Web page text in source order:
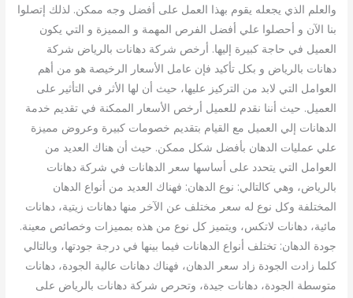
والعلم الذي يجعله يقوم بهذا العمل على أفضل وجه ممكن. لذلك إتصلوا
بنا الآن و أحصلوا علي أفضل الفرص المهمة و المميزة و التي يكون
العميل في حاجة كبيرة إليها. أرخص شركة دهانات بالرياض شركة
دهانات بالرياض و بكل تأكيد فإن عامل الأسعار الرخيصة هو من أهم
العوامل التي لابد من التركيز عليها، حيث أن لها الأثر في التأثير على
العميل. حيث أننا نقدم للعميل أرخص الأسعار الممكنة في تقديم خدمة
الدهانات إلي العميل مع القيام بتقديم خصومات كبيرة وعروض مميزة
علي عمليات الدهان بأفضل شكل ممكن. حيث أن هناك العديد من
العوامل التي يتحدد على أساسها سعر الدهانات في شركة دهانات
بالرياض، وهي كالتالي: نوع الدهان: فهناك العديد من أنواع الدهان
المختلفة وكل نوع له سعر مختلف عن الآخر منها دهانات زيتية، دهانات
مائية، دهانات لاتكس، ويتميز كل نوع من هذه بمميزات وخصائص معينة.
جودة الدهان: تختلف أنواع الدهانات فيما بينها في درجة جودتها، وبالتالي
كلما زادت الجودة زاد سعر الدهان، فهناك دهانات عالية الجودة، دهانات
متوسطة الجودة، دهانات جيدة، وتحرص شركة دهانات بالرياض على